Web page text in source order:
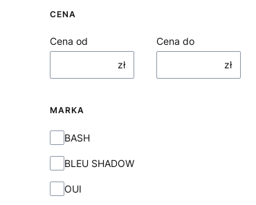
CENA
Cena od
zł
Cena do
zł
MARKA
Marka
BASH
BLEU SHADOW
OUI